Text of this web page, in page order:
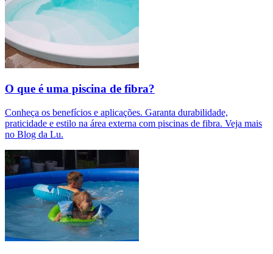
O que é uma piscina de fibra?
Conheça os benefícios e aplicações. Garanta durabilidade,
praticidade e estilo na área externa com piscinas de fibra. Veja mais
no Blog da Lu.